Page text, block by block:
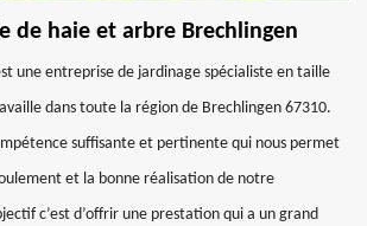
de haie et arbre Brechlingen
une entreprise de jardinage spécialiste en taille
dans toute la région de Brechlingen 67310.
suffisante et pertinente qui nous permet
et la bonne réalisation de notre
c’est d’offrir une prestation qui a un grand